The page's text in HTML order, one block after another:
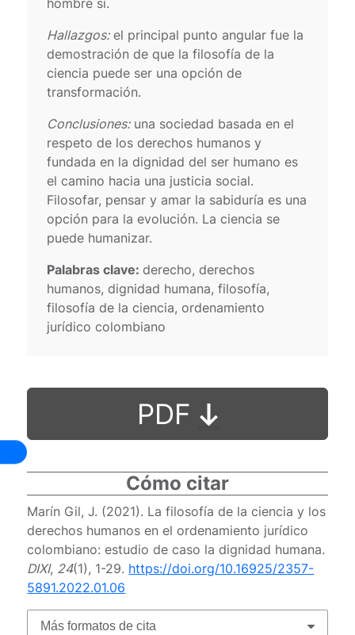
Hallazgos:el principal punto angular fue la
demostración de que la filosofía de la
ciencia puede ser una opción de
transformación.
Conclusiones:una sociedad basada en el
respeto de los derechos humanos y
fundada en la dignidad del ser humano es
el camino hacia una justicia social.
Filosofar, pensar y amar la sabiduría es una
opción para la evolución. La ciencia se
puede humanizar.
Palabras clave:derecho, derechos
humanos, dignidad humana, filosofía,
filosofía de la ciencia, ordenamiento
jurídico colombiano
PDF
Cómo citar
Marín Gil, J. (2021). La filosofía de la ciencia y los
derechos humanos en el ordenamiento jurídico
colombiano: estudio de caso la dignidad humana.
DIXI, 24(1), 1-29. https://doi.org/10.16925/2357-
5891.2022.01.06
Más formatos de cita